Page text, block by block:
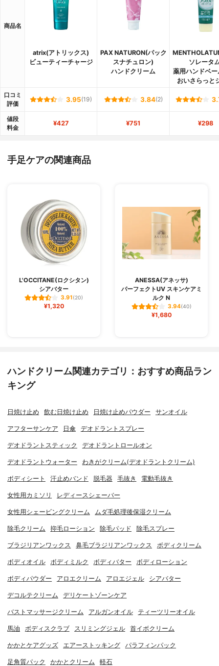
商品名
atrix(アトリックス)
ビューティーチャージ
PAX NATURON(パック
スナチュロン)
ハンドクリーム
ソレータ
薬用ハンドベー
おいさらっと
口コミ
評価
3.95(19) 3.84(2)
値段
料金
¥427 ¥751 ¥298
手足ケアの関連商品
L'OCCITANE(ロクシタン)
シアバター
3.91(20)
¥1,320
ANESSA(アネッサ)
パーフェクトUV スキンケアミ
ルク N
3.94(40)
¥1,680
ハンドクリーム関連カテゴリ：おすすめ商品ラン
キング
日焼け止め 飲む日焼け止め 日焼け止めパウダー サンオイル
アフターサンケア 日傘 デオドラントスプレー
デオドラントスティック デオドラントロールオン
デオドラントウォーター わきがクリーム(デオドラントクリーム)
ボディシート 汗止めバンド 脱毛器 毛抜き 電動毛抜き
女性用カミソリ レディースシェーバー
女性用シェービングクリーム ムダ毛処理後保湿クリーム
除毛クリーム 抑毛ローション 除毛パッド 除毛スプレー
ブラジリアンワックス 鼻毛ブラジリアンワックス ボディクリーム
ボディオイル ボディミルク ボディバター ボディローション
ボディパウダー アロエクリーム アロエジェル シアバター
デコルテクリーム デリケートゾーンケア
バストマッサージクリーム アルガンオイル ティーツリーオイル
馬油 ボディスクラブ スリミングジェル 首イボクリーム
かかとケアグッズ エアーストッキング パラフィンパック
足角質パック かかとクリーム 軽石